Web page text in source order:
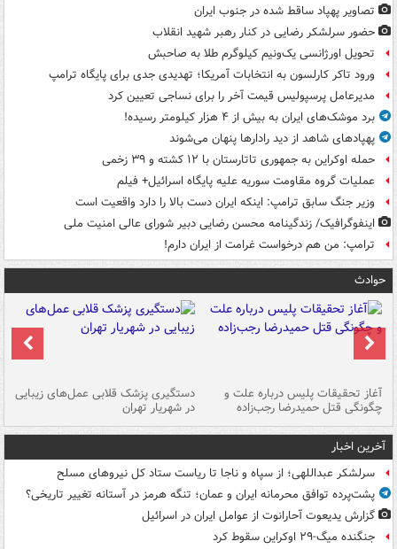
تصاویر پهپاد ساقط شده در جنوب ایران
حضور سرلشکر رضایی در کنار رهبر شهید انقلاب
تحویل اورژانسی یک‌ونیم کیلوگرم طلا به صاحبش
ورود تاکر کارلسون به انتخابات آمریکا؛ تهدیدی جدی برای پایگاه ترامپ
مدیرعامل پرسپولیس قیمت آخر را برای نساجی تعیین کرد
برد موشک‌های ایران به بیش از ۴ هزار کیلومتر رسیده!
پهپادهای شاهد از دید رادارها پنهان می‌شوند
حمله اوکراین به جمهوری تاتارستان با ۱۲ کشته و ۳۹ زخمی
عملیات گروه مقاومت سوریه علیه پایگاه اسرائیل+ فیلم
وزیر جنگ سابق ترامپ: اینکه ایران دست بالا را دارد واقعیت است
اینفوگرافیک/ زندگینامه محسن رضایی دبیر شورای عالی امنیت‌ ملی
ترامپ: من هم درخواست غرامت از ایران دارم!
حوادث
آغاز تحقیقات پلیس درباره علت و
چگونگی قتل حمیدرضا رجب‌زاده
دستگیری پزشک قلابی عمل‌های زیبایی
در شهریار تهران
آخرین اخبار
سرلشکر عبداللهی؛ از سپاه و ناجا تا ریاست ستاد کل نیروهای مسلح
پشت‌پرده توافق محرمانه ایران و عمان؛ تنگه هرمز در آستانه تغییر تاریخی؟
گزارش یدیعوت آحارانوت از عوامل ایران در اسرائیل
جنگنده میگ-۲۹ اوکراین سقوط کرد